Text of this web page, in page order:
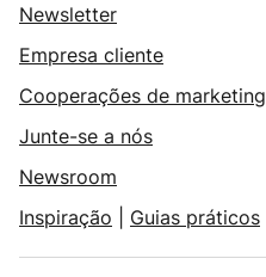
Newsletter
Empresa cliente
Cooperações de marketing
Junte-se a nós
Newsroom
Inspiração
Guias práticos